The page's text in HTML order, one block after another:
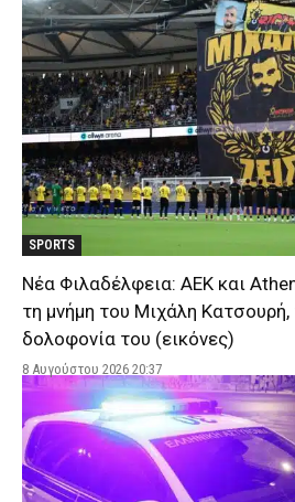
SPORTS
Νέα Φιλαδέλφεια: ΑΕΚ και
τη μνήμη του Μιχάλη Κατσουρή,
δολοφονία του (εικόνες)
8 Αυγούστου 2026 20:37